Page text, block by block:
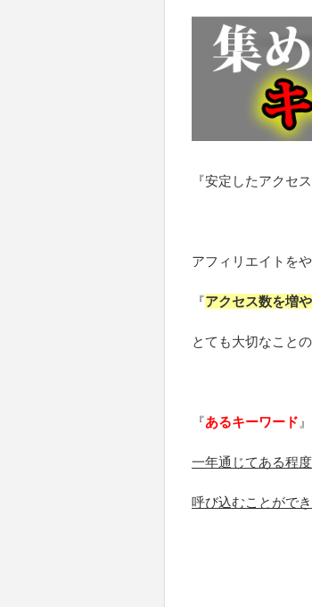
『安定したアクセ
アフィリエイトを
『アクセス数を増
とても大切なことの
『あるキーワード
一年通じてある程
呼び込むことがで